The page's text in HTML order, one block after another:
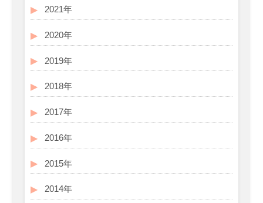
2021年
2020年
2019年
2018年
2017年
2016年
2015年
2014年